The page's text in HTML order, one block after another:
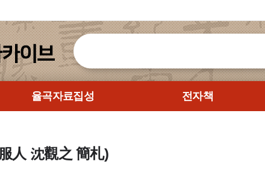
율곡자료집성 전자책
人 沈觀之 簡札)